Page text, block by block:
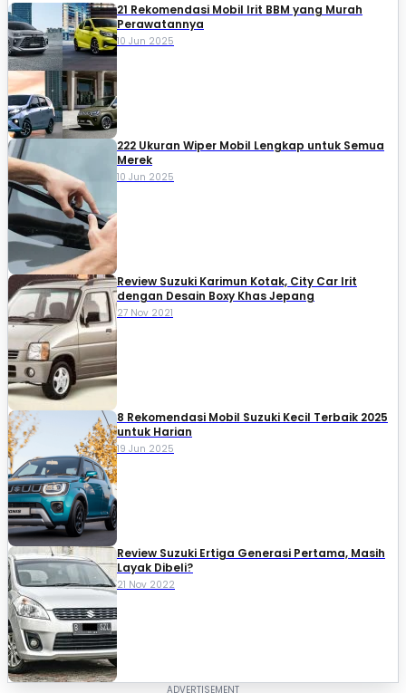
21 Rekomendasi Mobil Irit BBM yang Murah
Perawatannya
10 Jun 2025
222 Ukuran Wiper Mobil Lengkap untuk Semua
Merek
10 Jun 2025
Review Suzuki Karimun Kotak, City Car Irit
dengan Desain Boxy Khas Jepang
27 Nov 2021
8 Rekomendasi Mobil Suzuki Kecil Terbaik 2025
untuk Harian
19 Jun 2025
Review Suzuki Ertiga Generasi Pertama, Masih
Layak Dibeli?
21 Nov 2022